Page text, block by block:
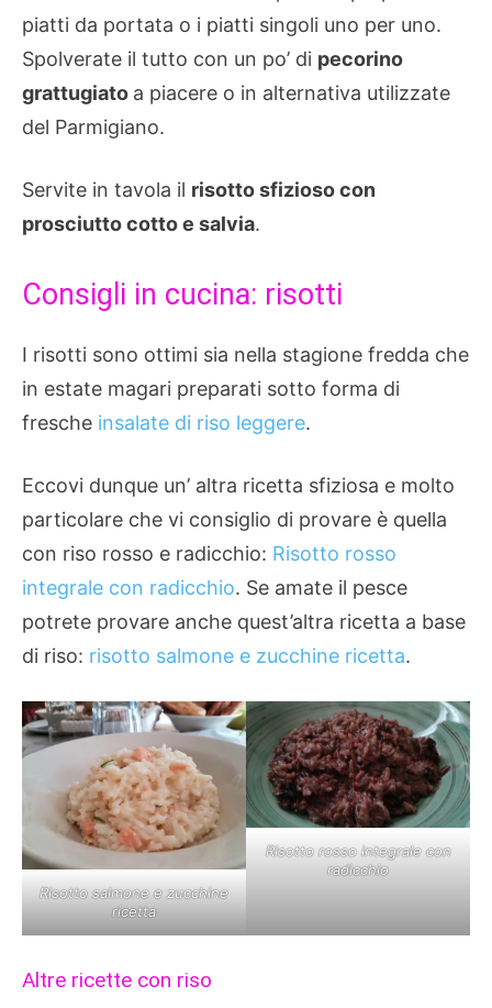
piatti da portata o i piatti singoli uno per uno.
Spolverate il tutto con un po’ di pecorino
grattugiato a piacere o in alternativa utilizzate
del Parmigiano.
Servite in tavola il risotto sfizioso con
prosciutto cotto e salvia.
Consigli in cucina: risotti
I risotti sono ottimi sia nella stagione fredda che
in estate magari preparati sotto forma di
fresche insalate di riso leggere.
Eccovi dunque un’ altra ricetta sfiziosa e molto
particolare che vi consiglio di provare è quella
con riso rosso e radicchio: Risotto rosso
integrale con radicchio. Se amate il pesce
potrete provare anche quest’altra ricetta a base
di riso: risotto salmone e zucchine ricetta.
Risotto salmone e zucchine
ricetta
Risotto rosso integrale con
radicchio
Altre ricette con riso